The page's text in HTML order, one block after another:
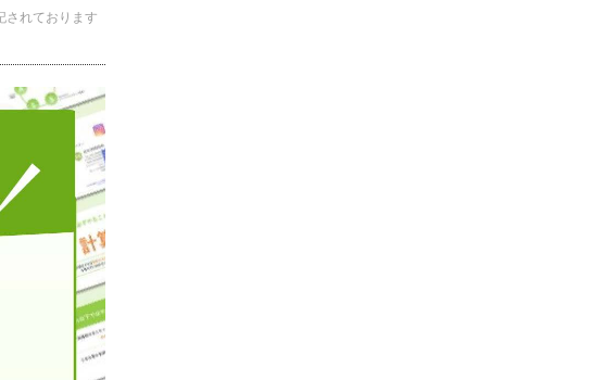
されております